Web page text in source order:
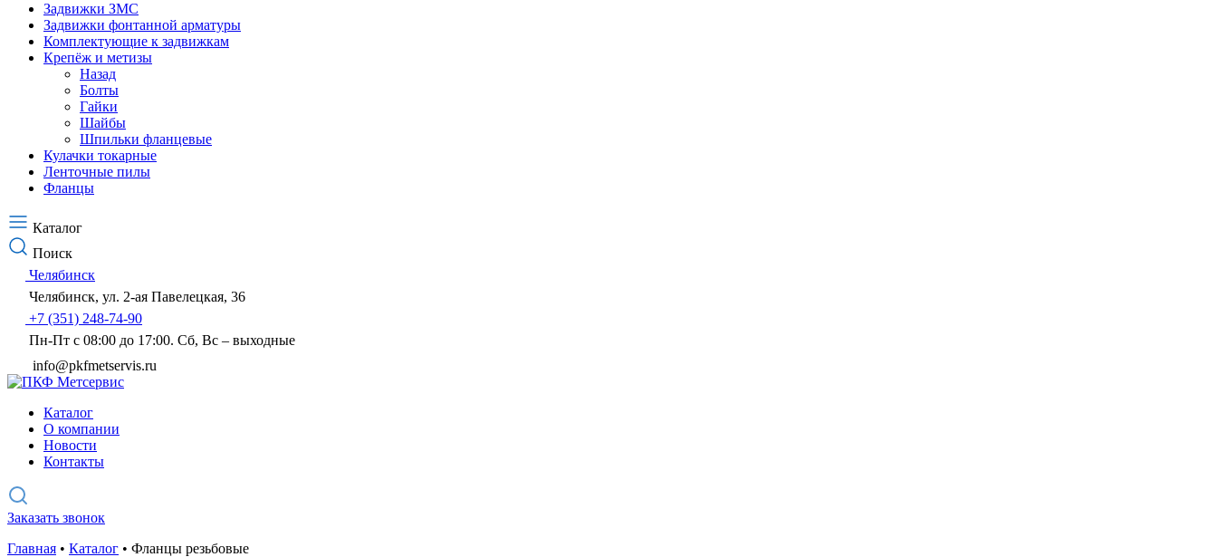
Задвижки ЗМС
Задвижки фонтанной арматуры
Комплектующие к задвижкам
Крепёж и метизы
Назад
Болты
Гайки
Шайбы
Шпильки фланцевые
Кулачки токарные
Ленточные пилы
Фланцы
Каталог
Поиск
Челябинск
Челябинск, ул. 2-ая Павелецкая, 36
+7 (351) 248-74-90
Пн-Пт с 08:00 до 17:00. Сб, Вс – выходные
info@pkfmetservis.ru
Каталог
О компании
Новости
Контакты
Заказать звонок
Главная • Каталог • Фланцы резьбовые